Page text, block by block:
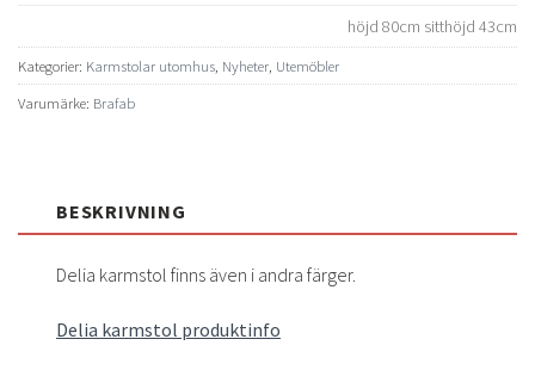
höjd 80cm sitthöjd 43cm
Kategorier: Karmstolar utomhus, Nyheter, Utemöbler
Varumärke: Brafab
BESKRIVNING
Delia karmstol finns även i andra färger.
Delia karmstol produktinfo